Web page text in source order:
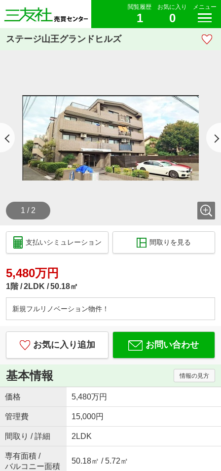
閲覧履歴
1
お気に入り
0
メニュー
ステージ山王グランドヒルズ
1 / 2
支払いシミュレーション 間取りを見る
5,480万円
1階 2LDK 50.18㎡
新規フルリノベーション物件！
お気に入り追加 お問い合わせ
基本情報 情報の見方
価格 5,480万円
管理費 15,000円
間取り / 詳細 2LDK
専有面積 /
バルコニー面積
50.18㎡ / 5.72㎡